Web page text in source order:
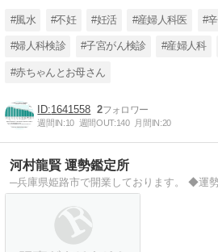
#風水 #不妊 #妊活 #産婦人科医 #
#婦人科検診 #子宮がん検診 #産婦人科
#赤ちゃんとお母さん
1641558 2
週間IN:10 週間OUT:140 月間IN:20
河村龍賢 運勢鑑定所